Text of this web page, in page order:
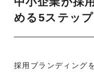
める5ステップ
採用ブランディング